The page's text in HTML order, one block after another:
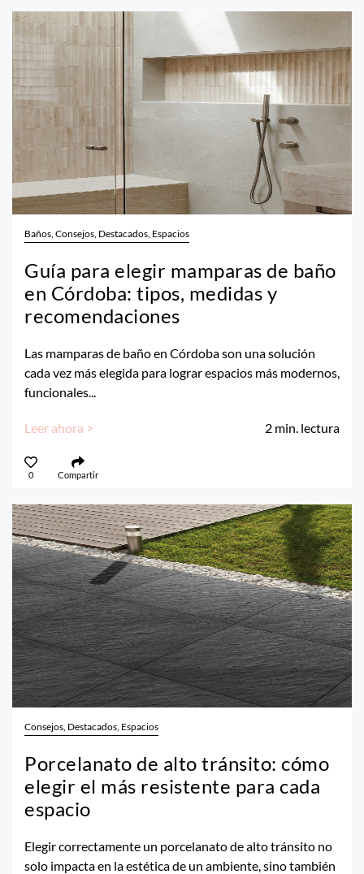
Baños, Consejos, Destacados, Espacios
Guía para elegir mamparas de baño
en Córdoba: tipos, medidas y
recomendaciones
Las mamparas de baño en Córdoba son una solución
cada vez más elegida para lograr espacios más modernos,
funcionales...
Leer ahora > 2 min. lectura
0 Compartir
Consejos, Destacados, Espacios
Porcelanato de alto tránsito: cómo
elegir el más resistente para cada
espacio
Elegir correctamente un porcelanato de alto tránsito no
solo impacta en la estética de un ambiente, sino también